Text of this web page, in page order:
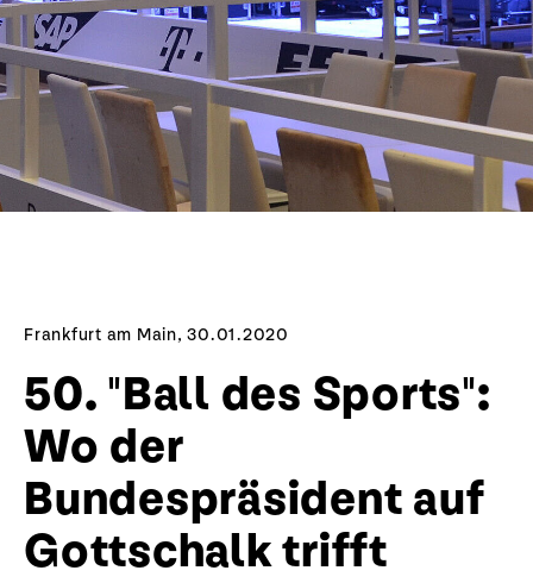
Frankfurt am Main, 30.01.2020
50. "Ball des Sports":
Wo der
Bundespräsident auf
Gottschalk trifft